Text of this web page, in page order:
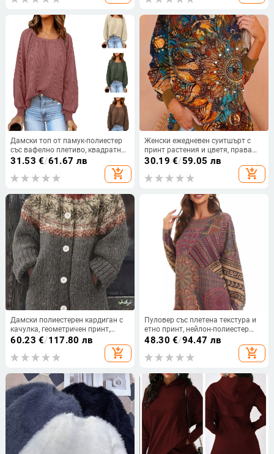
Дамски топ от памук-полиестер
със вафелно плетиво, квадратно
деколте, дълги ръкави, свободна
31.53 €/61.67 лв
add_shopping_cart
Женски ежедневен суитшърт с
принт растения и цветя, права
кройка, средна дължина, кръгло
деколте, дълги реглан ръкави,
полиестер-спандекс смес
30.19 €/59.05 лв
add_shopping_cart
Дамски полиестерен кардиган с
качулка, геометричен принт,
дълги ръкави, средна дължина,
елегантен стил, свободна кройка
60.23 €/117.80 лв
add_shopping_cart
Пуловер със плетена текстура и
етно принт, нейлон-полиестер
смес, кръгло деколте, дълги
48.30 €/94.47 лв
add_shopping_cart